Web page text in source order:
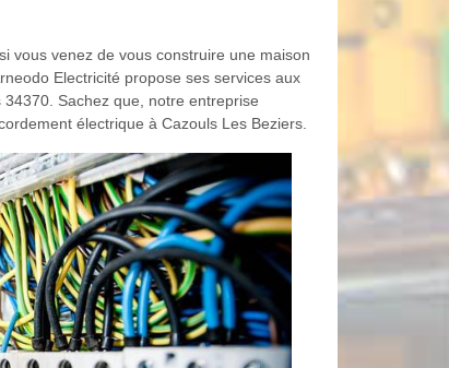
vous venez de vous construire une maison
Electricité propose ses services aux
Sachez que, notre entreprise
électrique à Cazouls Les Beziers.